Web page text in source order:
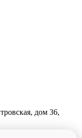
дом 36,